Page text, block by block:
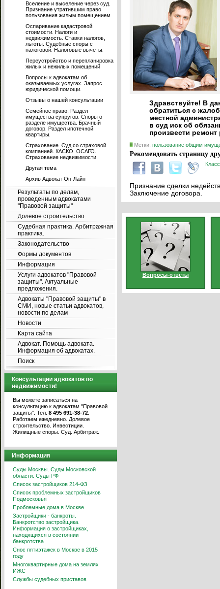
Вселение и выселение через суд.
Признание утратившим право
пользования жилым помещением.
Оспаривание кадастровой
стоимости. Налоги и
недвижимость. Ставки налогов,
льготы. Судебные споры с
налоговой. Налоговые вычеты.
Переустройство и перепланировка
жилых и нежилых помещений
Вопросы к адвокатам об
оказываемых услугах. Запрос
юридической помощи.
Отзывы о нашей консультации
Семейное право. Раздел
имущества супругов. Споры о
разделе имущества. Брачный
договор. Раздел ипотечной
квартиры.
Страхование. Суд со страховой
компанией. КАСКО. ОСАГО.
Страхование недвижимости.
Другая тема
Архив Адвокат Он-Лайн
Результаты по делам,
проведенным адвокатами
"Правовой защиты"
Долевое строительство
Судебная практика. Арбитражная
практика.
Законодательство
Формы документов
Информация
Услуги адвокатов "Правовой
защиты". Актуальные
предложения.
Адвокаты "Правовой защиты" в
СМИ, новые статьи адвокатов,
новости по делам
Новости
Карта сайта
Адвокат. Помощь адвоката.
Информация об адвокатах.
Поиск
Консультации адвокатов по
недвижимости!
Вы можете записаться на
консультацию к адвокатам "Правовой
защиты". Тел. 8 495 691-38-72
Работаем ежедневно. Долевое
строительство. Инвестиции.
Жилищные споры. Суд. Арбитраж.
Информация
Суды Москвы. Суды Московской
области. Суды РФ
Список застройщиков 214-ФЗ
Список проблемных застройщиков
Подмосковья
Проблемные дома в Москве
Застройщики - банкроты.
Банкротство застройщика.
Информация о застройщиках,
находящихся в состоянии
банкротства
Снос пятиэтажек в Москве в 2015
году
Многоквартирные дома на землях
ИЖС
Службы судебных приставов
Здравствуйте! В
обратиться с
местной
в суд иск об
произвести
Метки: пользование общим
Рекомендовать страницу
Признание сделки
Заключение договора.
Вопросы-ответы